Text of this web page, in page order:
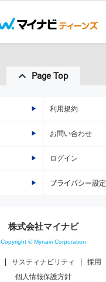
Page Top
利用規約
お問い合わせ
ログイン
プライバシー設定
株式会社マイナビ
Copyright © Mynavi Corporation
サスティナビリティ 採用
個人情報保護方針